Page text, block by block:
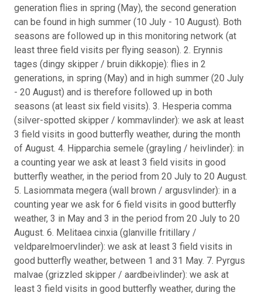
generation flies in spring (May), the second generation
can be found in high summer (10 July - 10 August). Both
seasons are followed up in this monitoring network (at
least three field visits per flying season). 2. Erynnis
tages (dingy skipper / bruin dikkopje): flies in 2
generations, in spring (May) and in high summer (20 July
- 20 August) and is therefore followed up in both
seasons (at least six field visits). 3. Hesperia comma
(silver-spotted skipper / kommavlinder): we ask at least
3 field visits in good butterfly weather, during the month
of August. 4. Hipparchia semele (grayling / heivlinder): in
a counting year we ask at least 3 field visits in good
butterfly weather, in the period from 20 July to 20 August.
5. Lasiommata megera (wall brown / argusvlinder): in a
counting year we ask for 6 field visits in good butterfly
weather, 3 in May and 3 in the period from 20 July to 20
August. 6. Melitaea cinxia (glanville fritillary /
veldparelmoervlinder): we ask at least 3 field visits in
good butterfly weather, between 1 and 31 May. 7. Pyrgus
malvae (grizzled skipper / aardbeivlinder): we ask at
least 3 field visits in good butterfly weather, during the